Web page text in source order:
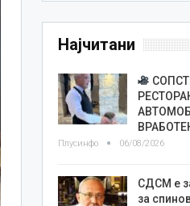
Најчитани
Плусинфо 06/08/2026
СДСМ е
за